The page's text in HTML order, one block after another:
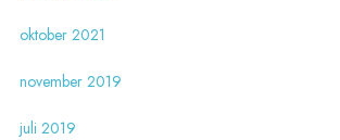
oktober 2021
november 2019
juli 2019